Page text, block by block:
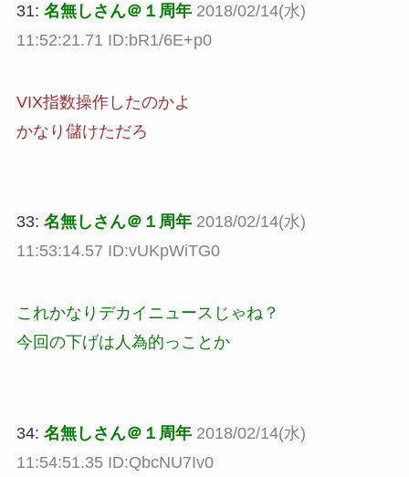
31: 名無しさん＠１周年 2018/02/14(水)
11:52:21.71 ID:bR1/6E+p0
VIX指数操作したのかよ
かなり儲けただろ
33: 名無しさん＠１周年 2018/02/14(水)
11:53:14.57 ID:vUKpWiTG0
これかなりデカイニュースじゃね？
今回の下げは人為的っことか
34: 名無しさん＠１周年 2018/02/14(水)
11:54:51.35 ID:QbcNU7Iv0